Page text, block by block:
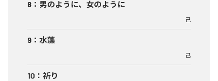
8 ： 男のように、女のように
己
9 ： 水藻
己
10 ： 祈り